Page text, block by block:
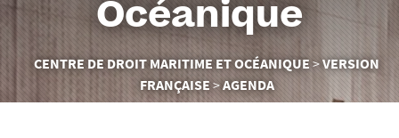
Océanique
Vous
êtes
ici :
CENTRE DE DROIT MARITIME ET OCÉANIQUE
VERSION
FRANÇAISE
AGENDA